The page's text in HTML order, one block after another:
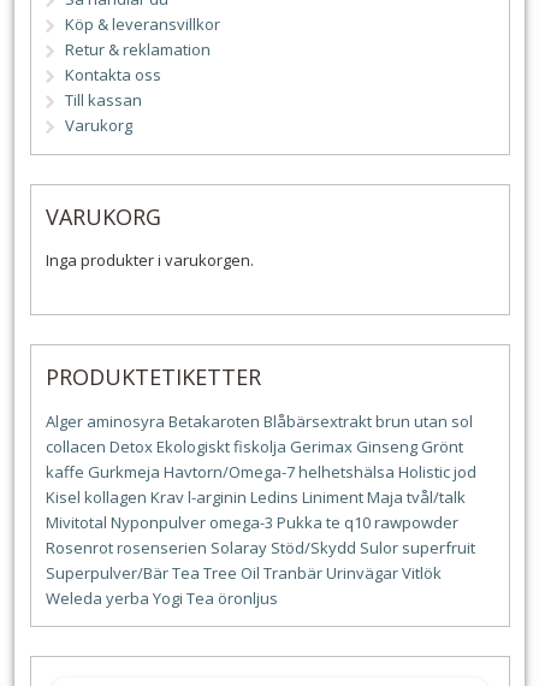
Köp & leveransvillkor
Retur & reklamation
Kontakta oss
Till kassan
Varukorg
VARUKORG
Inga produkter i varukorgen.
PRODUKTETIKETTER
Alger aminosyra Betakaroten Blåbärsextraktbrun utan sol
collacen DetoxEkologisktfiskolja Gerimax Ginseng Grönt
kaffe Gurkmeja Havtorn/Omega-7helhetshälsa Holisticjod
Kisel kollagen Kravl-arginin Ledins LinimentMaja tvål/talk
Mivitotal Nyponpulver omega-3 Pukka te q10rawpowder
Rosenrotrosenserien Solaray Stöd/Skydd Sulor superfruit
Superpulver/BärTea Tree Oil TranbärUrinvägarVitlök
Weleda yerba Yogi Tea öronljus